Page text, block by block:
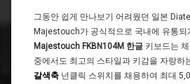
그동안 쉽게 만나보기 어려웠던 일본
Majestouch가 공식적으로 국내에 유통되
Majestouch FKBN104M 한글 키보드는
중에서도 최고의 스타일과 키감을 자랑하
갈색축 넌클릭 스위치를 채용하여 최대